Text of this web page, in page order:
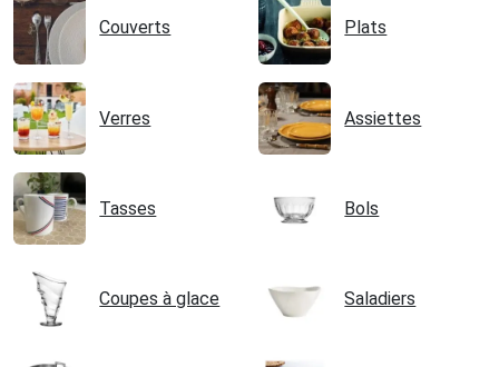
Couverts Plats
Verres Assiettes
Tasses Bols
Coupes à glace Saladiers